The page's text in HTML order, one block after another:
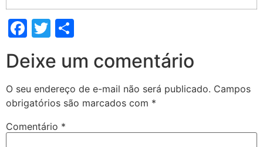
Facebook
Twitter
Deixe um comentário
O seu endereço de e-mail não será publicado. Campos
obrigatórios são marcados com *
Comentário *